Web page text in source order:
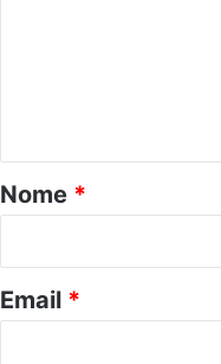
o
*
Nome *
Email *